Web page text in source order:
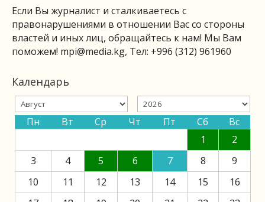
Если Вы журналист и сталкиваетесь с
правонарушениями в отношении Вас со стороны
властей и иных лиц, обращайтесь к нам! Мы Вам
поможем! mpi@media.kg, Тел: +996 (312) 961960
Календарь
Пн Вт Ср Чт Пт Сб
Вс
1
2
3
4 5 6 7 8
9
10
11 12 13 14 15
16